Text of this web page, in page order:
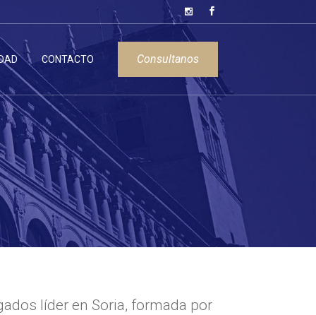
Consultanos
CONTACTO
líder en Soria, formada por